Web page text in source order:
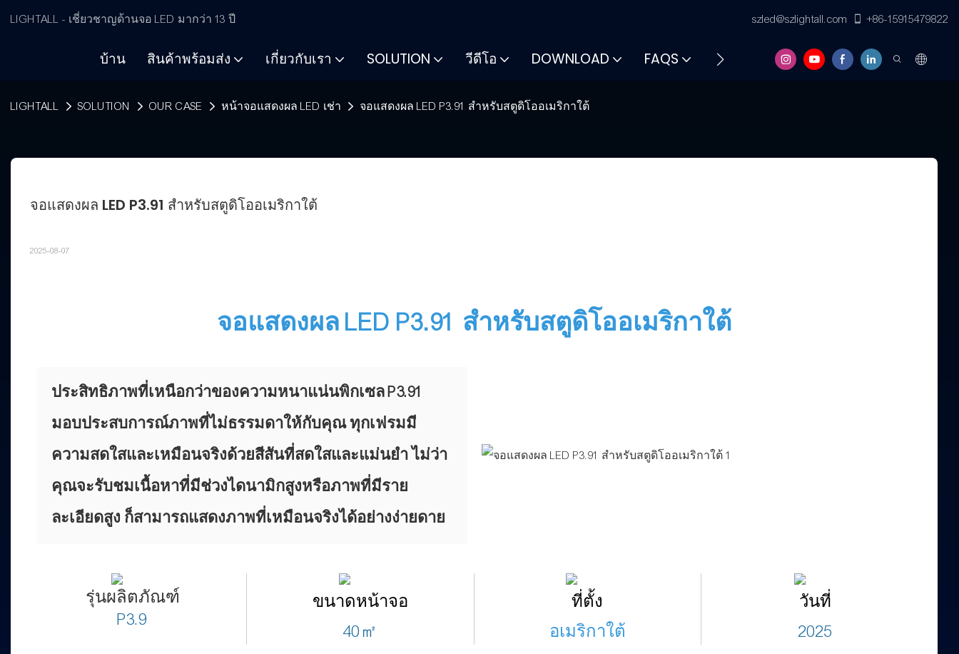
LIGHTALL - เชี่ยวชาญด้านจอ LED มากว่า 13 ปี szled@szlightall.com +86-15915479822
บ้าน สินค้าพร้อมส่ง เกี่ยวกับเรา SOLUTION วีดีโอ DOWNLOAD FAQS แหล่งข้อมูลและการสนับสนุน
LIGHTALL SOLUTION OUR CASE หน้าจอแสดงผล LED เช่า จอแสดงผล LED P3.91 สำหรับสตูดิโออเมริกาใต้
จอแสดงผล LED P3.91 สำหรับสตูดิโออเมริกาใต้
2025-08-07
จอแสดงผล LED P3.91 สำหรับสตูดิโออเมริกาใต้
ประสิทธิภาพที่เหนือกว่าของความหนาแน่นพิกเซล P3.91
มอบประสบการณ์ภาพที่ไม่ธรรมดาให้กับคุณ ทุกเฟรมมี
ความสดใสและเหมือนจริงด้วยสีสันที่สดใสและแม่นยำ ไม่ว่า
คุณจะรับชมเนื้อหาที่มีช่วงไดนามิกสูงหรือภาพที่มีราย
ละเอียดสูง ก็สามารถแสดงภาพที่เหมือนจริงได้อย่างง่ายดาย
รุ่นผลิตภัณฑ์
P3.9
ขนาดหน้าจอ
40㎡
ที่ตั้ง
อเมริกาใต้
วันที่
2025